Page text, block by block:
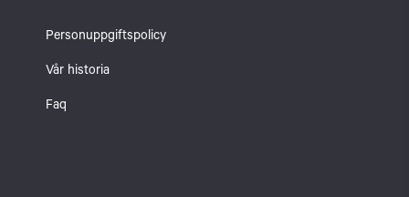
Personuppgiftspolicy
Vår historia
Faq